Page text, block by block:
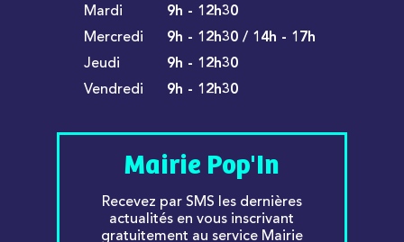
Mardi
9h - 12h30
Mercredi
9h - 12h30 / 14h - 17h
Jeudi
9h - 12h30
Vendredi
9h - 12h30
Mairie Pop'In
Recevez par SMS les dernières
actualités en vous inscrivant
gratuitement au service Mairie